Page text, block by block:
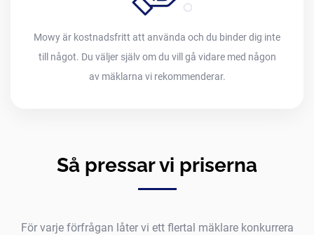
Mowy är kostnadsfritt att använda och du binder dig inte
till något. Du väljer själv om du vill gå vidare med någon
av mäklarna vi rekommenderar.
Så pressar vi priserna
För varje förfrågan låter vi ett flertal mäklare konkurrera